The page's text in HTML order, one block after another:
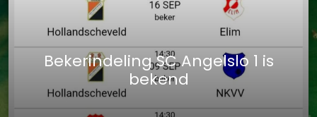
Bekerindeling SC Angelslo 1 is
bekend